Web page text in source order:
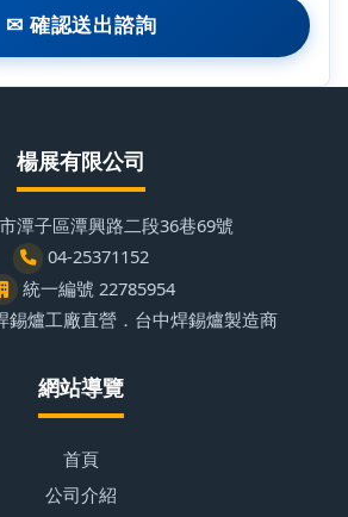
✉ 確認送出諮詢
楊展有限公司
潭子區潭興路二段36巷69號
04-25371152
統一編號 22785954
爐工廠直營．台中焊錫爐製造商
網站導覽
首頁
公司介紹